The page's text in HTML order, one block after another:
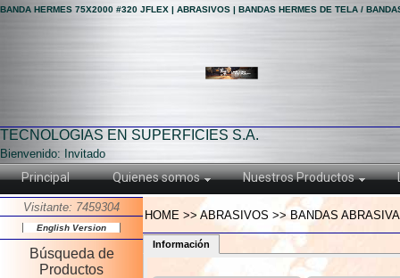
BANDA HERMES 75X2000 #320 JFLEX | ABRASIVOS | BANDAS HERMES DE TELA /
TECNOLOGIAS EN SUPERFICIES S.A.
Bienvenido: Invitado
Principal Quienes somos Nuestros Productos
Visitante: 7459304
English Version
Búsqueda de
Productos
HOME >> ABRASIVOS >> BANDAS
Información